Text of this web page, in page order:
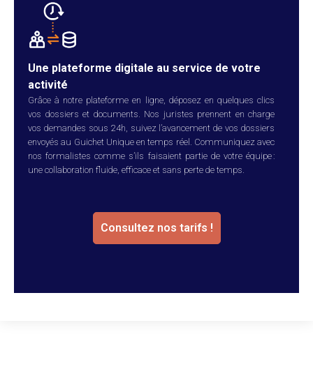
Une plateforme digitale au service de votre
activité
Grâce à notre plateforme en ligne, déposez en quelques clics
vos dossiers et documents. Nos juristes prennent en charge
vos demandes sous 24h, suivez l’avancement de vos dossiers
envoyés au Guichet Unique en temps réel. Communiquez avec
nos formalistes comme s’ils faisaient partie de votre équipe :
une collaboration fluide, efficace et sans perte de temps.
Consultez nos tarifs !